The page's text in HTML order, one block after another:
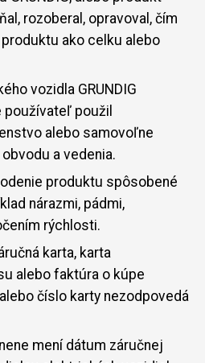
rozoberal, opravoval, čím
ako celku alebo
vozidla GRUNDIG
použil
alebo samovoľne
a vedenia.
produktu spôsobené
nárazmi, pádmi,
rýchlosti.
karta, karta
alebo faktúra o kúpe
číslo karty nezodpovedá
mení dátum záručnej